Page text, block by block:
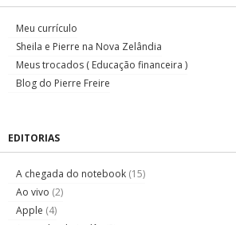
Meu currículo
Sheila e Pierre na Nova Zelândia
Meus trocados ( Educação financeira )
Blog do Pierre Freire
EDITORIAS
A chegada do notebook (15)
Ao vivo (2)
Apple (4)